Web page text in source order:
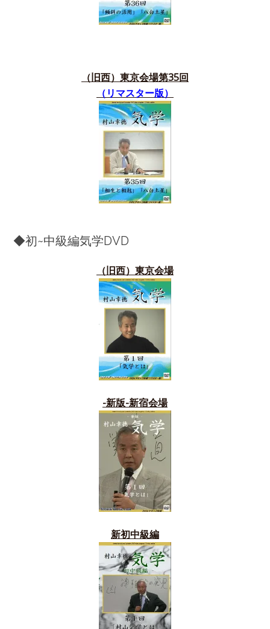
（旧西）東京会場第35回
（リマスター版）
◆初~中級編気学DVD
（旧西）東京会場
-新版-新宿会場
新初中級編